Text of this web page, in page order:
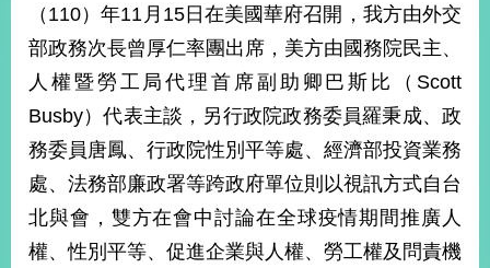
濟
不
落
國
海
和
平
護
照
（110）年11月15日在美國華府召開，我方由外交
部政務次長曾厚仁率團出席，美方由國務院民主、
人權暨勞工局代理首席副助卿巴斯比（Scott
Busby）代表主談，另行政院政務委員羅秉成、政
務委員唐鳳、行政院性別平等處、經濟部投資業務
處、法務部廉政署等跨政府單位則以視訊方式自台
北與會，雙方在會中討論在全球疫情期間推廣人
權、性別平等、促進企業與人權、勞工權及問責機